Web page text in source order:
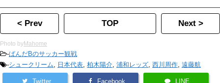
< Prev TOP Next >
Photo byMahome
-ぱんだBのサッカー観戦
-シュークリーム, 日本代表, 柏木陽介, 浦和レッズ, 西川周作, 遠藤航
Twitter Facebook LINE